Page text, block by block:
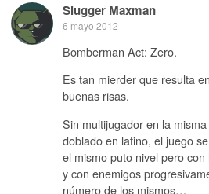
Slugger Maxman
6 mayo 2012
Bomberman Act: Zero.
Es tan mierder que resulta
buenas risas.
Sin multijugador en la
doblado en latino, el juego
el mismo puto nivel pero
y con enemigos
número de los mismos…